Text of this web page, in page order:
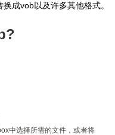
成vob以及许多其他格式。
中选择所需的文件，或者将